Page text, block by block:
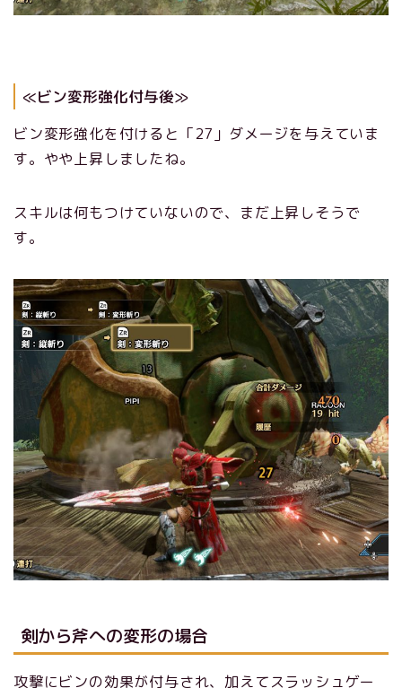
≪ビン変形強化付与後≫
ビン変形強化を付けると「27」ダメージを与えていま
す。やや上昇しましたね。
スキルは何もつけていないので、まだ上昇しそうで
す。
剣から斧への変形の場合
攻撃にビンの効果が付与され、加えてスラッシュゲー